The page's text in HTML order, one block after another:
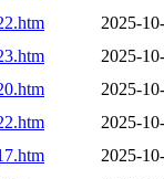
2025-
2025-
2025-
2025-
2025-